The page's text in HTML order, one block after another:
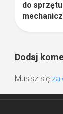
do sprzętu
Dodaj
Musisz się